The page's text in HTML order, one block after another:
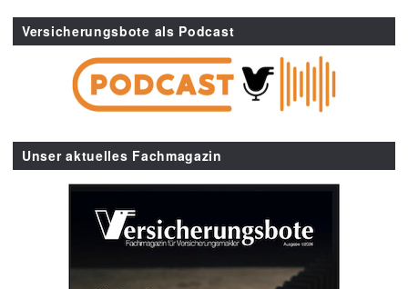
Versicherungsbote als Podcast
Unser aktuelles Fachmagazin